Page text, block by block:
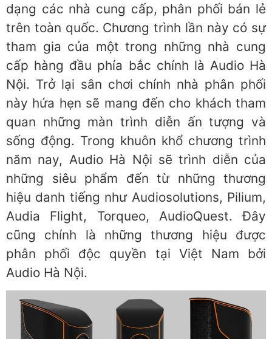
dạng các nhà cung cấp, phân phối bán lẻ
trên toàn quốc. Chương trình lần này có sự
tham gia của một trong những nhà cung
cấp hàng đầu phía bắc chính là Audio Hà
Nội. Trở lại sân chơi chính nhà phân phối
này hứa hẹn sẽ mang đến cho khách tham
quan những màn trình diễn ấn tượng và
sống động. Trong khuôn khổ chương trình
năm nay, Audio Hà Nội sẽ trình diễn của
những siêu phẩm đến từ những thương
hiệu danh tiếng như Audiosolutions, Pilium,
Audia Flight, Torqueo, AudioQuest. Đây
cũng chính là những thương hiệu được
phân phối độc quyền tại Việt Nam bởi
Audio Hà Nội.